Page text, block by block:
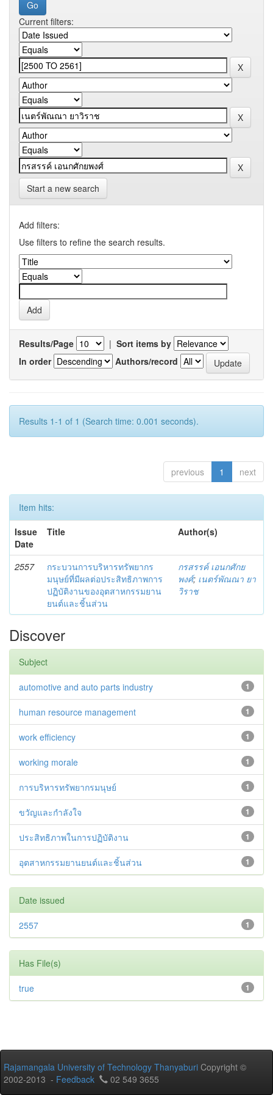
Current filters:
Start a new search
Add filters:
Use filters to refine the search results.
Results/Page | Sort items by
In order
Authors/record
Results 1-1 of 1 (Search time: 0.001 seconds).
previous 1 next
Item hits:
Issue
Date
Title Author(s)
2557
กระบวนการบริหารทรัพยากร
มนุษย์ที่มีผลต่อประสิทธิภาพการ
ปฏิบัติงานของอุตสาหกรรมยาน
ยนต์และชิ้นส่วน
กรสรรค์ เอนกศักย
พงศ์; เนตร์พัณณา ยา
วิราช
Discover
Subject
1
automotive and auto parts industry
1
human resource management
1
work efficiency
1
working morale
1
การบริหารทรัพยากรมนุษย์
1
ขวัญและกำลังใจ
1
ประสิทธิภาพในการปฏิบัติงาน
1
อุตสาหกรรมยานยนต์และชิ้นส่วน
Date issued
1
2557
Has File(s)
1
true
Rajamangala University of Technology Thanyaburi Copyright ©
2002-2013 - Feedback 02 549 3655